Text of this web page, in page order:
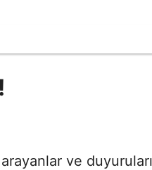
ve